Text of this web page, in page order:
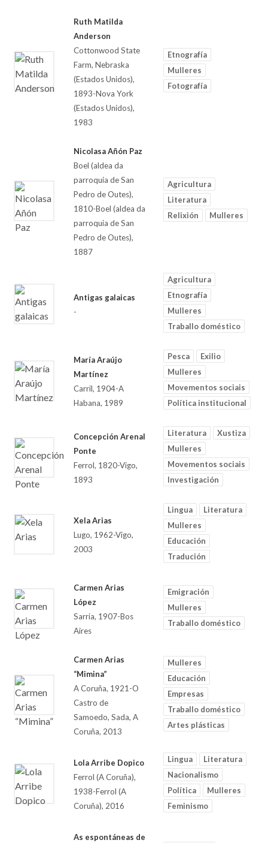
Ruth Matilda
Anderson
Cottonwood State
Farm, Nebraska
(Estados Unidos),
1893-Nova York
(Estados Unidos),
1983
Etnografía
Mulleres
Fotografía
Nicolasa Añón Paz
Boel (aldea da
parroquia de San
Pedro de Outes),
1810-Boel (aldea da
parroquia de San
Pedro de Outes),
1887
Agricultura
Literatura
Relixión
Mulleres
Antigas galaicas
-
Agricultura
Etnografía
Mulleres
Traballo doméstico
María Araújo
Martínez
Carril, 1904-A
Habana, 1989
Pesca
Exilio
Mulleres
Movementos sociais
Política institucional
Concepción Arenal
Ponte
Ferrol, 1820-Vigo,
1893
Literatura
Xustiza
Mulleres
Movementos sociais
Investigación
Xela Arias
Lugo, 1962-Vigo,
2003
Lingua
Literatura
Mulleres
Educación
Tradución
Carmen Arias
López
Sarria, 1907-Bos
Aires
Emigración
Mulleres
Traballo doméstico
Carmen Arias
“Mimina”
A Coruña, 1921-O
Castro de
Samoedo, Sada, A
Coruña, 2013
Mulleres
Educación
Empresas
Traballo doméstico
Artes plásticas
Lola Arribe Dopico
Ferrol (A Coruña),
1938-Ferrol (A
Coruña), 2016
Lingua
Literatura
Nacionalismo
Política
Mulleres
Feminismo
As espontáneas de